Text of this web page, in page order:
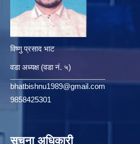
विष्णु प्रसाद भाट
वडा अध्यक्ष (वडा नं. ५)
bhatbishnu1989@gmail.com
9858425301
सूचना अधिकारी